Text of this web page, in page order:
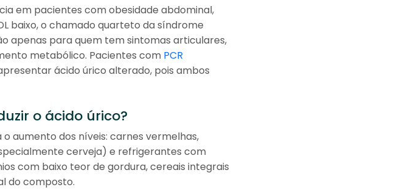
em pacientes com obesidade abdominal,
baixo, o chamado quarteto da síndrome
apenas para quem tem sintomas articulares,
metabólico. Pacientes com PCR
ácido úrico alterado, pois ambos
o ácido úrico?
aumento dos níveis: carnes vermelhas,
cerveja) e refrigerantes com
com baixo teor de gordura, cereais integrais
do composto.